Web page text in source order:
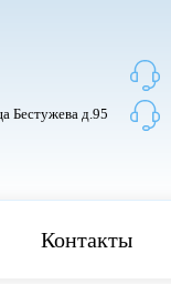
Бестужева д.95
Контакты